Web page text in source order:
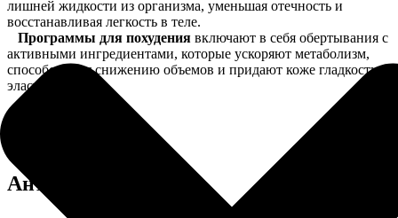
лишней жидкости из организма, уменьшая отечность и
восстанавливая легкость в теле.
Программы для похудения включают в себя обертывания с
активными ингредиентами, которые ускоряют метаболизм,
способствуют снижению объемов и придают коже гладкость и
эластичность.
Антицеллюлитный